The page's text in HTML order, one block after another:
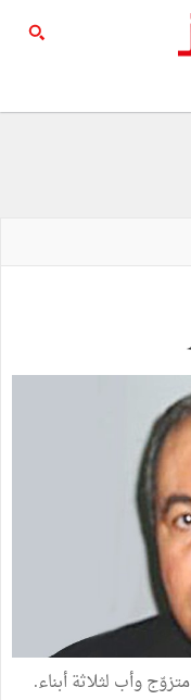
متزوّجوأب لثلاثةأبناء.